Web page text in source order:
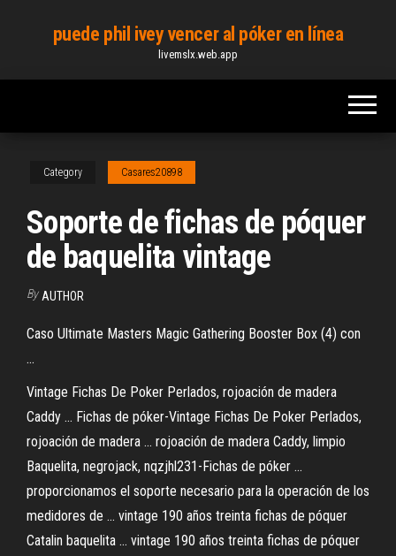
content
puede phil ivey vencer al póker en línea
livemslx.web.app
Category Casares20898
Soporte de fichas de póquer
de baquelita vintage
By AUTHOR
Caso Ultimate Masters Magic Gathering Booster Box (4) con
...
Vintage Fichas De Poker Perlados, rojoación de madera
Caddy ... Fichas de póker-Vintage Fichas De Poker Perlados,
rojoación de madera ... rojoación de madera Caddy, limpio
Baquelita, negrojack, nqzjhl231-Fichas de póker ...
proporcionamos el soporte necesario para la operación de los
medidores de ... vintage 190 años treinta fichas de póquer
Catalin baquelita ... vintage 190 años treinta fichas de póquer